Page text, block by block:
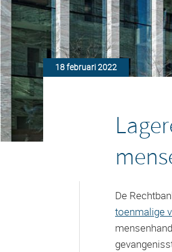
18 februari 2022
De
toenmalige